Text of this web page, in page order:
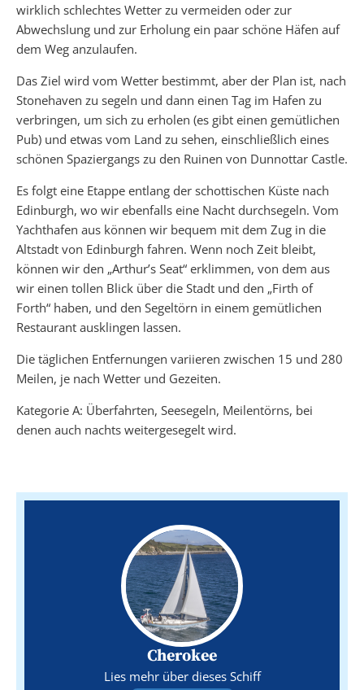
wirklich schlechtes Wetter zu vermeiden oder zur
Abwechslung und zur Erholung ein paar schöne Häfen auf
dem Weg anzulaufen.
Das Ziel wird vom Wetter bestimmt, aber der Plan ist, nach
Stonehaven zu segeln und dann einen Tag im Hafen zu
verbringen, um sich zu erholen (es gibt einen gemütlichen
Pub) und etwas vom Land zu sehen, einschließlich eines
schönen Spaziergangs zu den Ruinen von Dunnottar Castle.
Es folgt eine Etappe entlang der schottischen Küste nach
Edinburgh, wo wir ebenfalls eine Nacht durchsegeln. Vom
Yachthafen aus können wir bequem mit dem Zug in die
Altstadt von Edinburgh fahren. Wenn noch Zeit bleibt,
können wir den „Arthur’s Seat“ erklimmen, von dem aus
wir einen tollen Blick über die Stadt und den „Firth of
Forth“ haben, und den Segeltörn in einem gemütlichen
Restaurant ausklingen lassen.
Die täglichen Entfernungen variieren zwischen 15 und 280
Meilen, je nach Wetter und Gezeiten.
Kategorie A: Überfahrten, Seesegeln, Meilentörns, bei
denen auch nachts weitergesegelt wird.
Cherokee
Lies mehr über dieses Schiff